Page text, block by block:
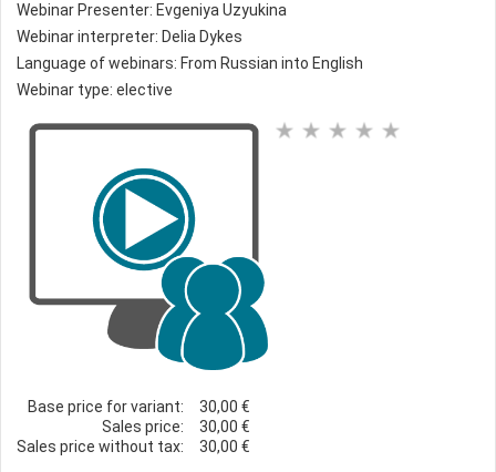
Webinar Presenter: Evgeniya Uzyukina
Webinar interpreter: Delia Dykes
Language of webinars: From Russian into English
Webinar type: elective
Base price for variant:
30,00 €
Sales price:
30,00 €
Sales price without tax:
30,00 €